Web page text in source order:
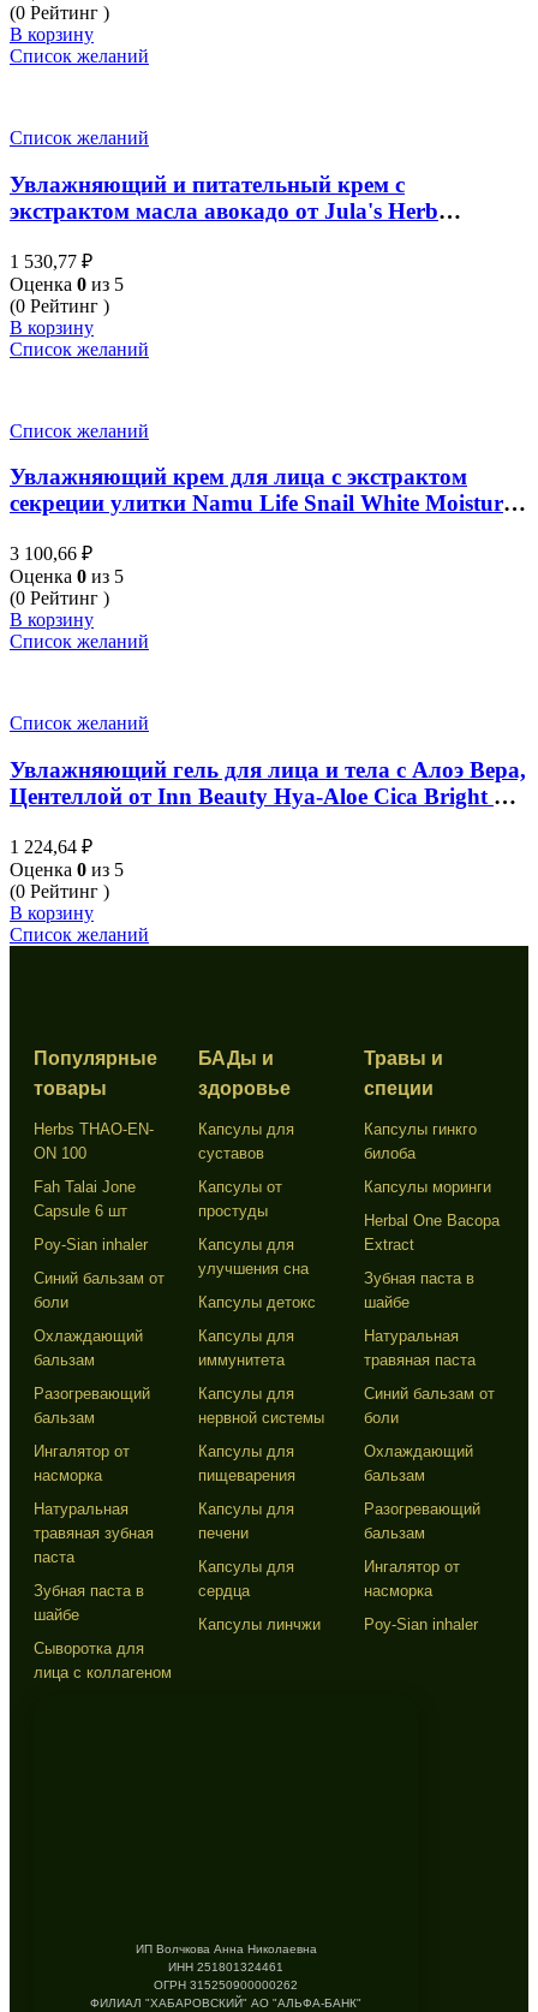
(0 Рейтинг )
В корзину
Список желаний
Список желаний
Увлажняющий и питательный крем с
экстрактом масла авокадо от Jula's Herb
1 530,77 ₽
Оценка 0 из 5
(0 Рейтинг )
В корзину
Список желаний
Список желаний
Увлажняющий крем для лица с экстрактом
секреции улитки Namu Life Snail White Moisture
3 100,66 ₽
Оценка 0 из 5
(0 Рейтинг )
В корзину
Список желаний
Список желаний
Увлажняющий гель для лица и тела с Алоэ Вера,
Центеллой от Inn Beauty Hya-Aloe Cica Bright Gel
1 224,64 ₽
Оценка 0 из 5
(0 Рейтинг )
В корзину
Список желаний
Популярные
товары
Herbs THAO-EN-
ON 100
Fah Talai Jone
Capsule 6 шт
Poy-Sian inhaler
Синий бальзам от
боли
Охлаждающий
бальзам
Разогревающий
бальзам
Ингалятор от
насморка
Натуральная
травяная зубная
паста
Зубная паста в
шайбе
Сыворотка для
лица с коллагеном
БАДы и
здоровье
Капсулы для
суставов
Капсулы от
простуды
Капсулы для
улучшения сна
Капсулы детокс
Капсулы для
иммунитета
Капсулы для
нервной системы
Капсулы для
пищеварения
Капсулы для
печени
Капсулы для
сердца
Капсулы линчжи
Травы и
специи
Капсулы гинкго
билоба
Капсулы моринги
Herbal One Bacopa
Extract
Зубная паста в
шайбе
Натуральная
травяная паста
Синий бальзам от
боли
Охлаждающий
бальзам
Разогревающий
бальзам
Ингалятор от
насморка
Poy-Sian inhaler
ИП Волчкова Анна Николаевна
ИНН 251801324461
ОГРН 315250900000262
ФИЛИАЛ "ХАБАРОВСКИЙ" АО "АЛЬФА-БАНК"